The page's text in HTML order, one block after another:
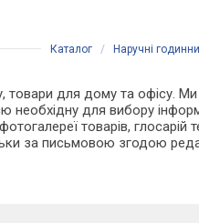
Каталог / Наручні
товари для дому та офісу.
необхідну для вибору
товарів, глосарій
за письмовою згодою